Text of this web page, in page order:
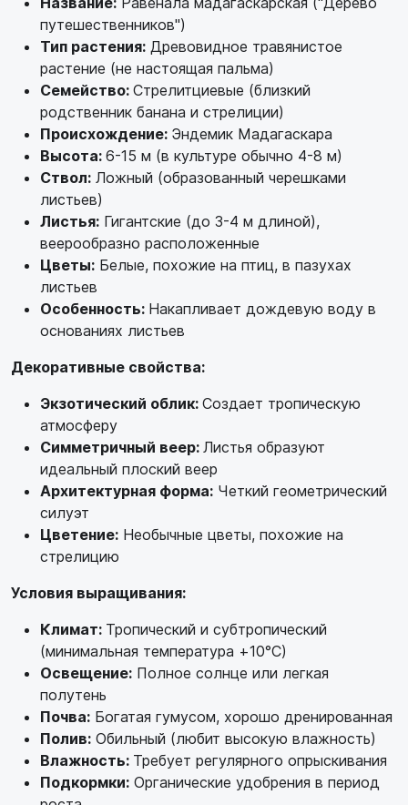
путешественников")
Тип растения: Древовидное травянистое
растение (не настоящая пальма)
Семейство: Стрелитциевые (близкий
родственник банана и стрелиции)
Происхождение: Эндемик Мадагаскара
Высота: 6-15 м (в культуре обычно 4-8 м)
Ствол: Ложный (образованный черешками
листьев)
Листья: Гигантские (до 3-4 м длиной),
веерообразно расположенные
Цветы: Белые, похожие на птиц, в пазухах
листьев
Особенность: Накапливает дождевую воду в
основаниях листьев
Декоративные свойства:
Экзотический облик: Создает тропическую
атмосферу
Симметричный веер: Листья образуют
идеальный плоский веер
Архитектурная форма: Четкий геометрический
силуэт
Цветение: Необычные цветы, похожие на
стрелицию
Условия выращивания:
Климат: Тропический и субтропический
(минимальная температура +10°C)
Освещение: Полное солнце или легкая
полутень
Почва: Богатая гумусом, хорошо дренированная
Полив: Обильный (любит высокую влажность)
Влажность: Требует регулярного опрыскивания
Подкормки: Органические удобрения в период